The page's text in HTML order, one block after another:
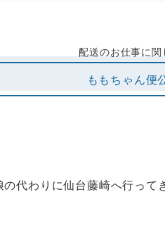
配送のお仕事に関
ももちゃん便
の代わりに仙台藤崎へ行って